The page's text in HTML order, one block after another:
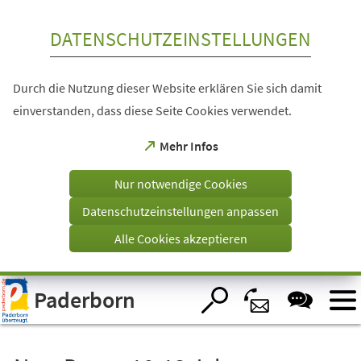
Visuelle
Assistenzsoftware
öffnen.
DATENSCHUTZEINSTELLUNGEN
Durch die Nutzung dieser Website erklären Sie sich damit
einverstanden, dass diese Seite Cookies verwendet.
Mehr Infos
(Öffnet
einem
Tab)
Nur notwendige Cookies
Datenschutzeinstellungen anpassen
Alle Cookies akzeptieren
Paderborn